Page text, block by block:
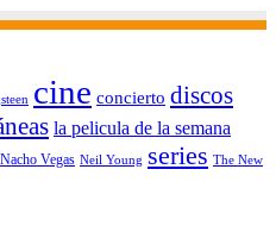
cine concierto discos
la pelicula de la semana
Nacho Vegas Neil Young series The New